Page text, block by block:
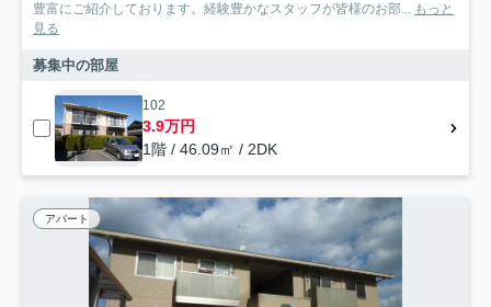
豊富にご紹介しております。経験豊かなスタッフが皆様のお部... もっと
見る
募集中の部屋
102
3.9万円
1階 / 46.09㎡ / 2DK
アパート